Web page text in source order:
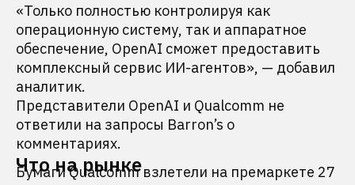
«Только полностью контролируя как
операционную систему, так и аппаратное
обеспечение, OpenAI сможет предоставить
комплексный сервис ИИ-агентов», — добавил
аналитик.
Представители OpenAI и Qualcomm не
ответили на запросы Barron’s о
комментариях.
Что на рынке
Бумаги Qualcomm взлетели на премаркете 27